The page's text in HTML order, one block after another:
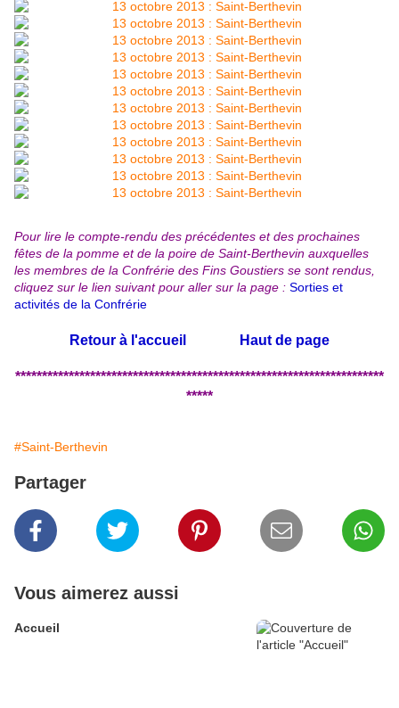
Pour lire le compte-rendu des précédentes et des prochaines
fêtes de la pomme et de la poire de Saint-Berthevin auxquelles
les membres de la Confrérie des Fins Goustiers se sont rendus,
cliquez sur le lien suivant pour aller sur la page : Sorties et
activités de la Confrérie
Retour à l'accueil Haut de page
*********************************************************************
*****
#Saint-Berthevin
Partager
Vous aimerez aussi
Accueil